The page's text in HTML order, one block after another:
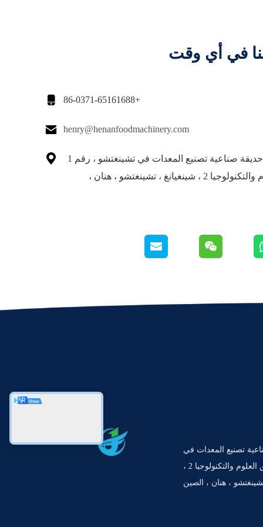
في أي وقت
 +86-0371-65161688
 henry@henanfoodmachinery.com

المبنى 30 ، حديقة صناعية تصنيع المعدات في تشينغتشو ، رقم 1
طريق العلوم والتكنولوجيا 2 ، شينغيانغ ، تشينغتشو ، هنان ،
صناعية تصنيع المعدات في
تشينغتشو ، رقم 1 طريق العلوم والتكنولوجيا 2 ،
، هنان ، الصين